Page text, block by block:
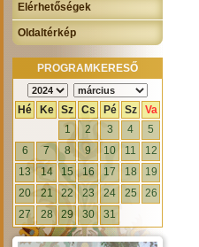
Elérhetőségek
Oldaltérkép
PROGRAMKERESŐ
Hé Ke Sz Cs Pé Sz
Va
1
2 3 4
5
6
7 8 9 10 11
12
13
14 15 16 17 18
19
20
21 22 23 24 25
26
27
28 29 30 31